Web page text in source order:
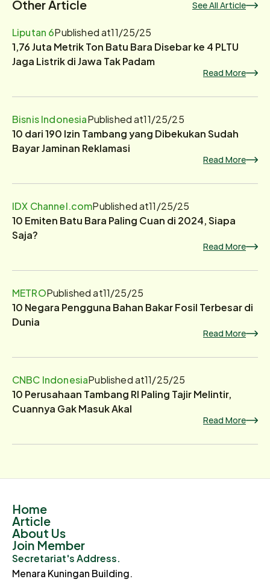
See All Article
Liputan 6Published at11/25/25
1,76 Juta Metrik Ton Batu Bara Disebar ke 4 PLTU
Jaga Listrik di Jawa Tak Padam
Read More
Bisnis IndonesiaPublished at11/25/25
10 dari 190 Izin Tambang yang Dibekukan Sudah
Bayar Jaminan Reklamasi
Read More
IDX Channel.comPublished at11/25/25
10 Emiten Batu Bara Paling Cuan di 2024, Siapa
Saja?
Read More
METROPublished at11/25/25
10 Negara Pengguna Bahan Bakar Fosil Terbesar di
Dunia
Read More
CNBC IndonesiaPublished at11/25/25
10 Perusahaan Tambang RI Paling Tajir Melintir,
Cuannya Gak Masuk Akal
Read More
Home
Article
About Us
Join Member
Secretariat's Address.
Menara Kuningan Building.